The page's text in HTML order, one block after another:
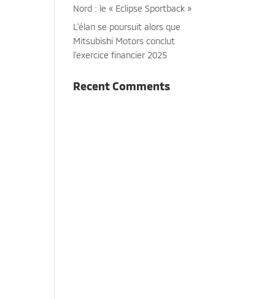
Nord : le « Eclipse Sportback »
L’élan se poursuit alors que
Mitsubishi Motors conclut
l’exercice financier 2025
Recent Comments